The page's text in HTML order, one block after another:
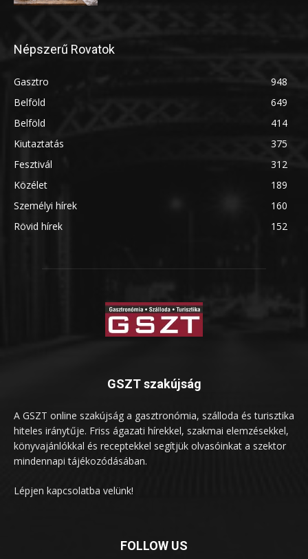
Népszerű Rovatok
Gasztro
948
Belföld
649
Belföld
414
Kiutaztatás
375
Fesztivál
312
Közélet
189
Személyi hírek
160
Rövid hírek
152
GSZT szakújság
A GSZT online szakújság a gasztronómia, szálloda és turisztika
hiteles iránytűje. Friss ágazati hírekkel, szakmai elemzésekkel,
könyvajánlókkal és receptekkel segítjük olvasóinkat a szektor
mindennapi tájékozódásában.
Lépjen kapcsolatba velünk!
FOLLOW US